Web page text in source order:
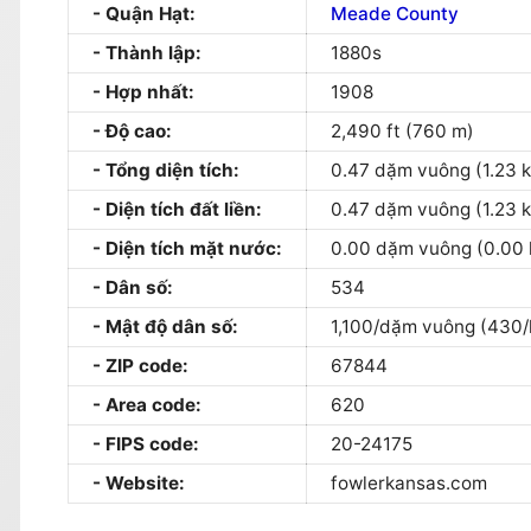
Quận Hạt:
Meade County
Thành lập:
1880s
Hợp nhất:
1908
Độ cao:
2,490 ft (760 m)
Tổng diện tích:
0.47 dặm vuông (1.23
Diện tích đất liền:
0.47 dặm vuông (1.23
Diện tích mặt nước:
0.00 dặm vuông (0.00
Dân số:
534
Mật độ dân số:
1,100/dặm vuông (430/
ZIP code:
67844
Area code:
620
FIPS code:
20-24175
Website:
fowlerkansas.com